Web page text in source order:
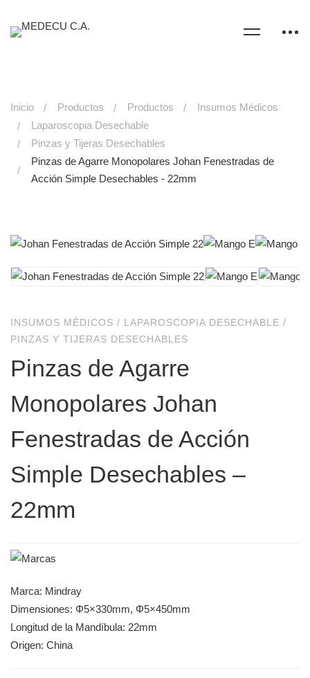
Inicio Productos Productos
Insumos Médicos
Laparoscopia Desechable
Pinzas y Tijeras Desechables
Pinzas de Agarre Monopolares Johan Fenestradas de
Acción Simple Desechables - 22mm
INSUMOS MÉDICOS / LAPAROSCOPIA DESECHABLE /
PINZAS Y TIJERAS DESECHABLES
Pinzas de Agarre
Monopolares Johan
Fenestradas de Acción
Simple Desechables –
22mm
Marca: Mindray
Dimensiones: Φ5×330mm, Φ5×450mm
Longitud de la Mandíbula: 22mm
Origen: China